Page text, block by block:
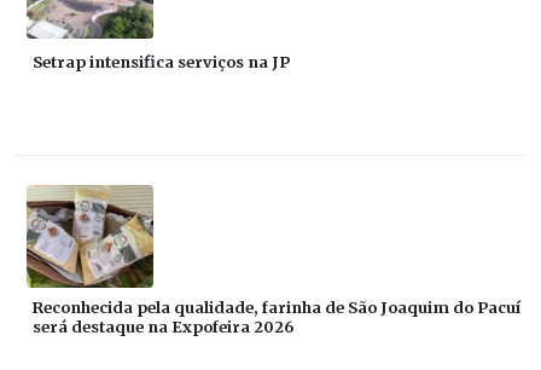
Setrap intensifica serviços na JP
Reconhecida pela qualidade, farinha de São Joaquim do Pacuí
será destaque na Expofeira 2026